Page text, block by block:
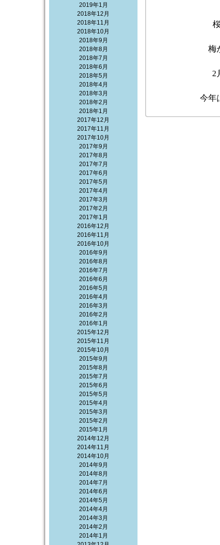
2019年1月
2018年12月
2018年11月
2018年10月
2018年9月
2018年8月
2018年7月
2018年6月
2018年5月
2018年4月
2018年3月
2018年2月
2018年1月
2017年12月
2017年11月
2017年10月
2017年9月
2017年8月
2017年7月
2017年6月
2017年5月
2017年4月
2017年3月
2017年2月
2017年1月
2016年12月
2016年11月
2016年10月
2016年9月
2016年8月
2016年7月
2016年6月
2016年5月
2016年4月
2016年3月
2016年2月
2016年1月
2015年12月
2015年11月
2015年10月
2015年9月
2015年8月
2015年7月
2015年6月
2015年5月
2015年4月
2015年3月
2015年2月
2015年1月
2014年12月
2014年11月
2014年10月
2014年9月
2014年8月
2014年7月
2014年6月
2014年5月
2014年4月
2014年3月
2014年2月
2014年1月
梅
2
今年